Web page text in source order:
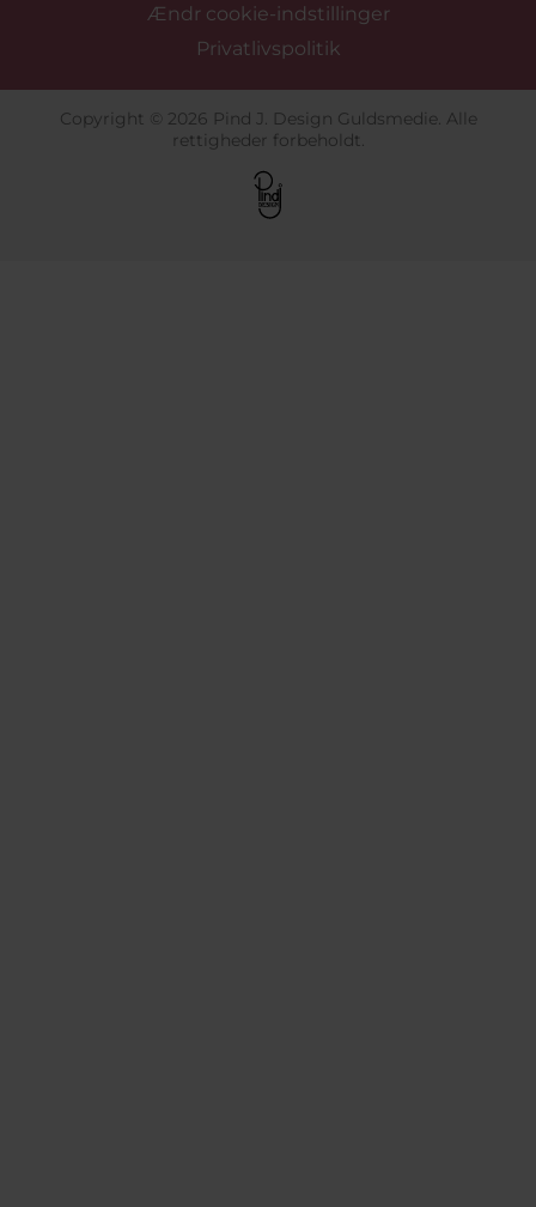
Ændr cookie-indstillinger
Privatlivspolitik
Copyright © 2026 Pind J. Design Guldsmedie. Alle
rettigheder forbeholdt.